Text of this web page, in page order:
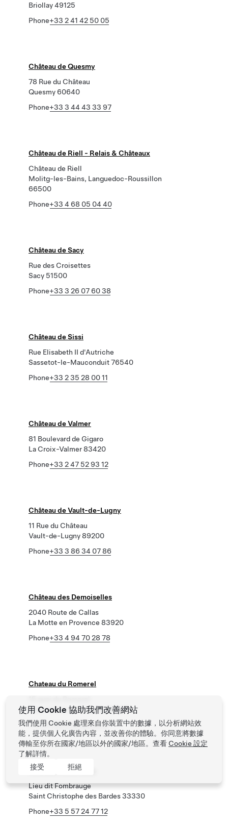
Briollay 49125
Phone+33 2 41 42 50 05
Château de Quesmy
78 Rue du Château
Quesmy 60640
Phone+33 3 44 43 33 97
Château de Riell - Relais & Châteaux
Château de Riell
Molitg-les-Bains, Languedoc-Roussillon
66500
Phone+33 4 68 05 04 40
Château de Sacy
Rue des Croisettes
Sacy 51500
Phone+33 3 26 07 60 38
Château de Sissi
Rue Elisabeth II d'Autriche
Sassetot-le-Mauconduit 76540
Phone+33 2 35 28 00 11
Château de Valmer
81 Boulevard de Gigaro
La Croix-Valmer 83420
Phone+33 2 47 52 93 12
Château de Vault-de-Lugny
11 Rue du Château
Vault-de-Lugny 89200
Phone+33 3 86 34 07 86
Château des Demoiselles
2040 Route de Callas
La Motte en Provence 83920
Phone+33 4 94 70 28 78
Chateau du Romerel
Saint Valery sur Somme 80230
Phone+33 3 22 26 54 10
Château Fombrauge
Lieu dit Fombrauge
Saint Christophe des Bardes 33330
Phone+33 5 57 24 77 12
使用 Cookie 協助我們改善網站
我們使用 Cookie 處理來自你裝置中的數據，以分析網站效
能，提供個人化廣告內容，並改善你的體驗。你同意將數據
傳輸至你所在國家/地區以外的國家/地區。查看 Cookie 設定
了解詳情。
接受
拒絕